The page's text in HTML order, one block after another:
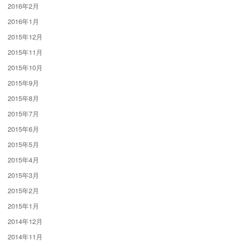
2016年2月
2016年1月
2015年12月
2015年11月
2015年10月
2015年9月
2015年8月
2015年7月
2015年6月
2015年5月
2015年4月
2015年3月
2015年2月
2015年1月
2014年12月
2014年11月